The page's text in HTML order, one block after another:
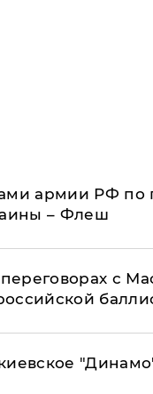
армии РФ по
– Флеш
с